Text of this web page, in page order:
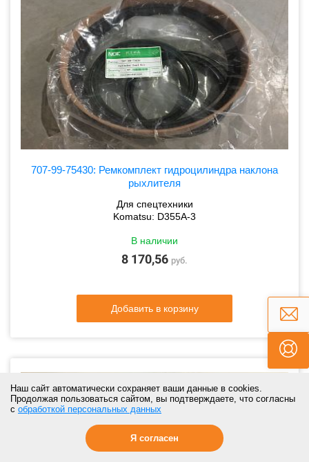
707-99-75430: Ремкомплект гидроцилиндра наклона
рыхлителя
Для спецтехники
Komatsu: D355A-3
В наличии
8 170,56 руб.
Добавить в корзину
Наш сайт автоматически сохраняет ваши данные в cookies.
Продолжая пользоваться сайтом, вы подтверждаете, что согласны
с обработкой персональных данных
Я согласен